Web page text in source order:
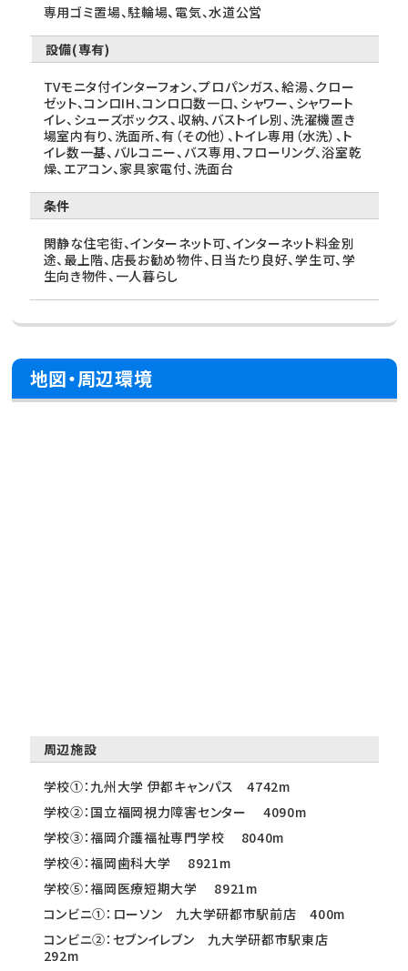
専用ゴミ置場、駐輪場、電気、水道公営
設備(専有)
TVモニタ付インターフォン、プロパンガス、給湯、クロー
ゼット、コンロIH、コンロ口数一口、シャワー、シャワート
イレ、シューズボックス、収納、バストイレ別、洗濯機置き
場室内有り、洗面所、有（その他）、トイレ専用（水洗）、ト
イレ数一基、バルコニー、バス専用、フローリング、浴室乾
燥、エアコン、家具家電付、洗面台
条件
閑静な住宅街、インターネット可、インターネット料金別
途、最上階、店長お勧め物件、日当たり良好、学生可、学
生向き物件、一人暮らし
地図・周辺環境
周辺施設
学校①：九州大学 伊都キャンパス 4742m
学校②：国立福岡視力障害センター 4090m
学校③：福岡介護福祉専門学校 8040m
学校④：福岡歯科大学 8921m
学校⑤：福岡医療短期大学 8921m
コンビニ①：ローソン 九大学研都市駅前店 400m
コンビニ②：セブンイレブン 九大学研都市駅東店
292m